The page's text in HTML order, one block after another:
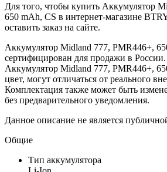
Для того, чтобы купить Аккумулятор
650 mAh, CS в интернет-магазине
оставить заказ на сайте.
Аккумулятор Midland 777, PMR446+,
сертифицирован для продажи в
Аккумулятор Midland 777, PMR446+,
цвет, могут отличаться от реального
Комплектация также может быть
без предварительного уведомления.
Данное описание не является
Общие
Тип аккумулятора